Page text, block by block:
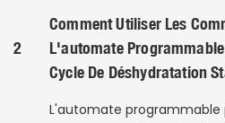
2
Comment Utiliser Les
L'automate
Cycle De Déshydratation
L'automate programmable